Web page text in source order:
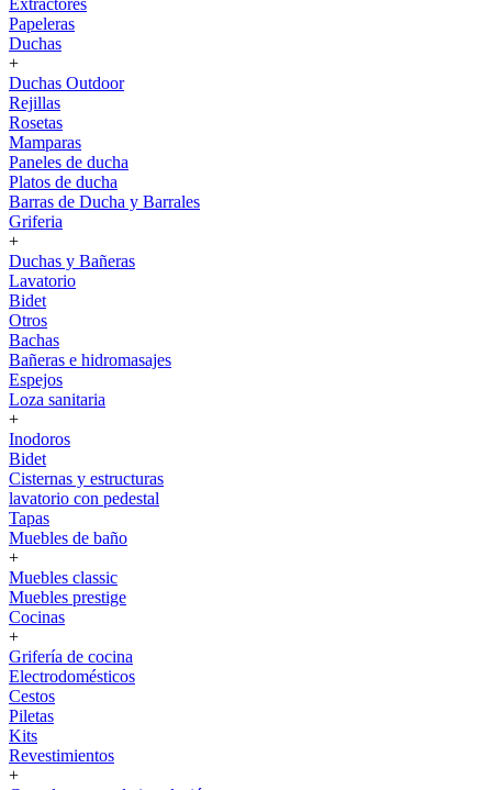
Extractores
Papeleras
Duchas
+
Duchas Outdoor
Rejillas
Rosetas
Mamparas
Paneles de ducha
Platos de ducha
Barras de Ducha y Barrales
Griferia
+
Duchas y Bañeras
Lavatorio
Bidet
Otros
Bachas
Bañeras e hidromasajes
Espejos
Loza sanitaria
+
Inodoros
Bidet
Cisternas y estructuras
lavatorio con pedestal
Tapas
Muebles de baño
+
Muebles classic
Muebles prestige
Cocinas
+
Grifería de cocina
Electrodomésticos
Cestos
Piletas
Kits
Revestimientos
+